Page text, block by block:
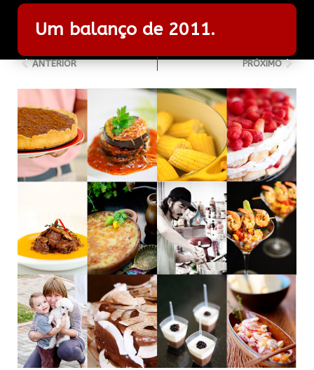
Um balanço de 2011.
ANTERIOR PRÓXIMO